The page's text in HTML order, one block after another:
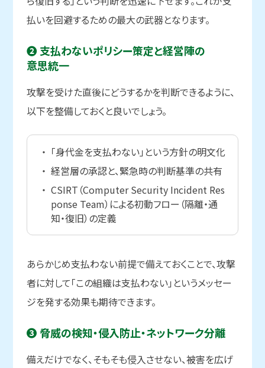
払いを回避するための最大の武器となります。
❷ 支払わないポリシー策定と経営陣の
意思統一
攻撃を受けた直後にどうするかを判断できるように、
以下を整備しておくと良いでしょう。
「身代金を支払わない」という方針の明文化
経営層の承認と、緊急時の判断基準の共有
CSIRT（Computer Security Incident Res
ponse Team）による初動フロー（隔離・通
知・復旧）の定義
あらかじめ支払わない前提で備えておくことで、攻撃
者に対して「この組織は支払わない」というメッセー
ジを発する効果も期待できます。
❸ 脅威の検知・侵入防止・ネットワーク分離
備えだけでなく、そもそも侵入させない、被害を広げ